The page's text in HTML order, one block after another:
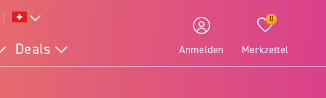
Deals Anmelden
0
Merkzettel